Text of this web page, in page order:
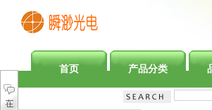
首页 产品分类